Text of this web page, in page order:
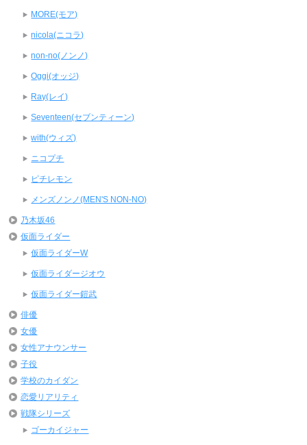
MORE(モア)
nicola(ニコラ)
non-no(ノンノ)
Oggi(オッジ)
Ray(レイ)
Seventeen(セブンティーン)
with(ウィズ)
ニコプチ
ピチレモン
メンズノンノ(MEN'S NON-NO)
乃木坂46
仮面ライダー
仮面ライダーW
仮面ライダージオウ
仮面ライダー鎧武
俳優
女優
女性アナウンサー
子役
学校のカイダン
恋愛リアリティ
戦隊シリーズ
ゴーカイジャー